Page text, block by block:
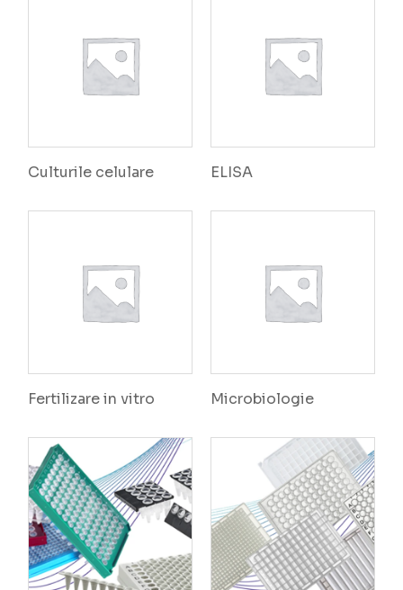
Culturile celulare ELISA
Fertilizare in vitro Microbiologie